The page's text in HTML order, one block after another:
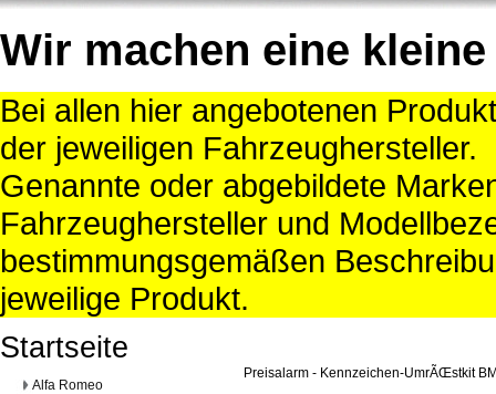
Wir machen eine kleine
Bei allen hier angebotenen
der jeweiligen Fahrzeughersteller.
Genannte oder abgebildete
Fahrzeughersteller und
bestimmungsgemäßen
jeweilige Produkt.
Startseite
Preisalarm - Kennzeichen-UmrÃŒstkit
Alfa Romeo